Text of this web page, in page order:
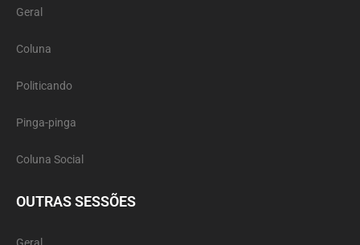
Geral
Coluna
Politicando
Pinga-pinga
Coluna Social
OUTRAS SESSÕES